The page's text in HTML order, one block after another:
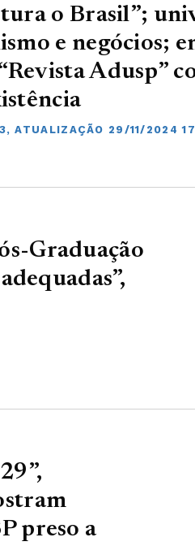
o Brasil”;
e negócios;
Adusp”
ATUALIZAÇÃO 29/11/2024
Graduação
preso a